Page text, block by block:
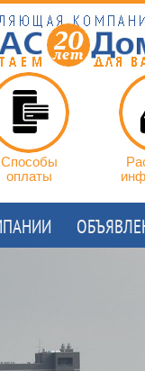
Способы
оплаты